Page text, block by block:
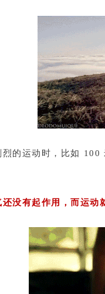
的运动时，比如 100
还没有起作用，而运动